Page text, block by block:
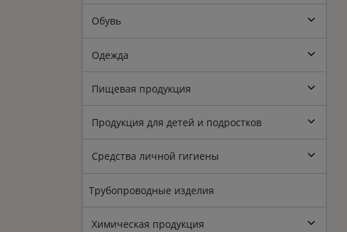
Обувь
Одежда
Пищевая продукция
Продукция для детей и подростков
Средства личной гигиены
Трубопроводные изделия
Химическая продукция